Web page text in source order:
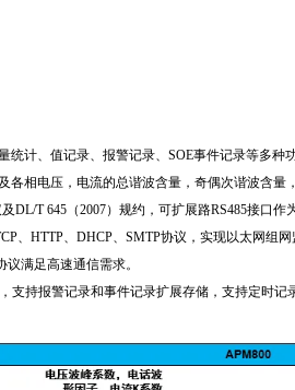
统计、值记录、报警记录、SOE事件记录等多种
各相电压，电流的总谐波含量，奇偶次谐波含量
DL/T 645（2007）规约，可扩展路RS485接口
、HTTP、DHCP、SMTP协议，实现以太网组网
议满足高速通信需求。
支持报警记录和事件记录扩展存储，支持定时记